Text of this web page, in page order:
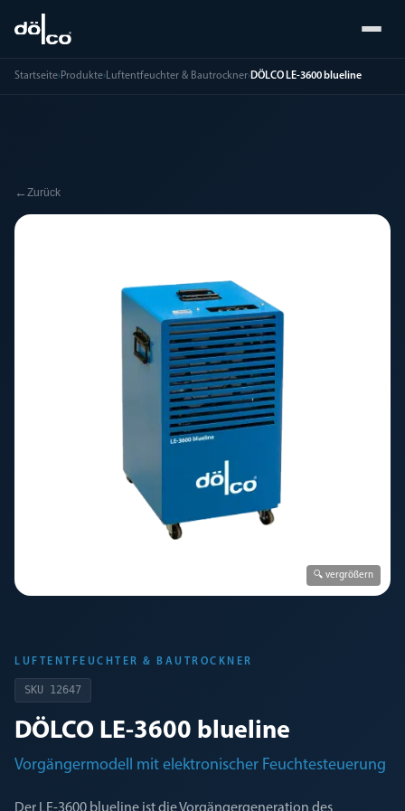
Startseite›Produkte›Luftentfeuchter & Bautrockner›DÖLCO LE-3600 blueline
← Zurück
🔍 vergrößern
LUFTENTFEUCHTER & BAUTROCKNER
SKU 12647
DÖLCO LE-3600 blueline
Vorgängermodell mit elektronischer Feuchtesteuerung